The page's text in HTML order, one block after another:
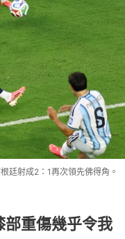
廷射成2：1再次領先佛得角。
部重傷幾乎令我